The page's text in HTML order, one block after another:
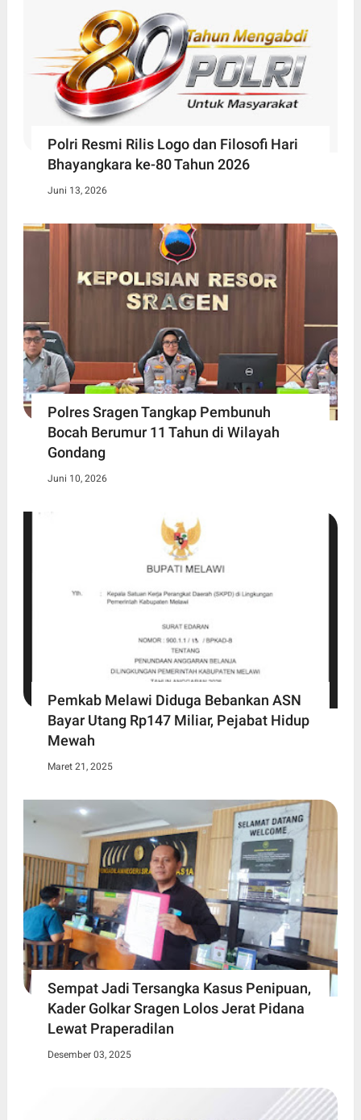
Polri Resmi Rilis Logo dan Filosofi Hari
Bhayangkara ke-80 Tahun 2026
Juni 13, 2026
Polres Sragen Tangkap Pembunuh
Bocah Berumur 11 Tahun di Wilayah
Gondang
Juni 10, 2026
Pemkab Melawi Diduga Bebankan ASN
Bayar Utang Rp147 Miliar, Pejabat Hidup
Mewah
Maret 21, 2025
Sempat Jadi Tersangka Kasus Penipuan,
Kader Golkar Sragen Lolos Jerat Pidana
Lewat Praperadilan
Desember 03, 2025